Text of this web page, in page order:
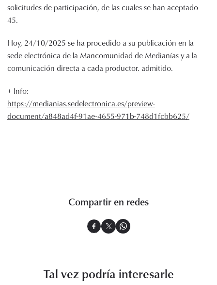
solicitudes de participación, de las cuales se han aceptado
45.
Hoy, 24/10/2025 se ha procedido a su publicación en la
sede electrónica de la Mancomunidad de Medianías y a la
comunicación directa a cada productor. admitido.
+ Info:
https://medianias.sedelectronica.es/preview-
document/a848ad4f-91ae-4655-971b-748d1fcbb625/
Compartir en redes
Tal vez podría interesarle